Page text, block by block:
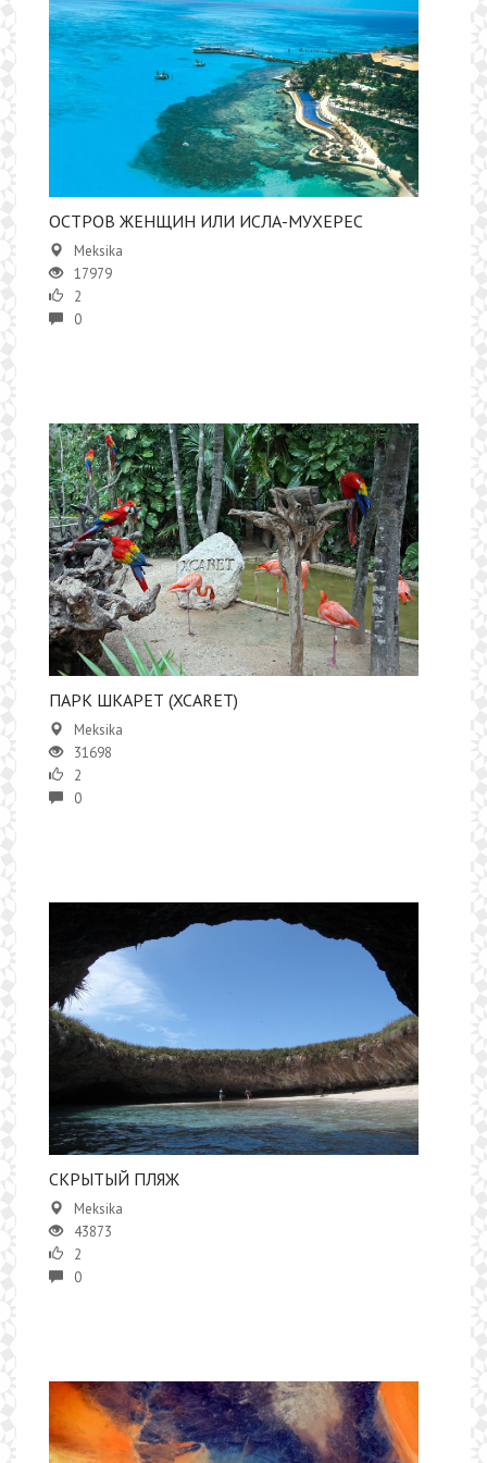
ОСТРОВ ЖЕНЩИН ИЛИ ИСЛА-МУХЕРЕС
Meksika
17979
2
0
ПАРК ШКАРЕТ (XCARET)
Meksika
31698
2
0
СКРЫТЫЙ ПЛЯЖ
Meksika
43873
2
0